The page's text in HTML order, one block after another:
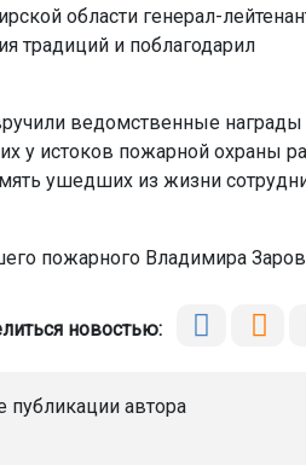
области генерал-
традиций и поблагодарил
ведомственные награды
у истоков пожарной охраны
ушедших из жизни
пожарного Владимира
новостью:
публикации автора